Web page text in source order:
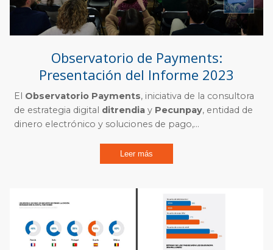
Observatorio de Payments:
Presentación del Informe 2023
El Observatorio Payments, iniciativa de la consultora
de estrategia digital ditrendiay Pecunpay, entidad de
dinero electrónico y soluciones de pago,...
Leer más